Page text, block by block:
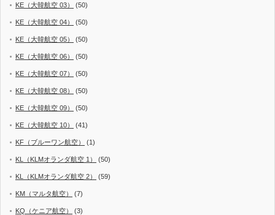
KE（大韓航空 03） (50)
KE（大韓航空 04） (50)
KE（大韓航空 05） (50)
KE（大韓航空 06） (50)
KE（大韓航空 07） (50)
KE（大韓航空 08） (50)
KE（大韓航空 09） (50)
KE（大韓航空 10） (41)
KF（ブルーワン航空） (1)
KL（KLMオランダ航空 1） (50)
KL（KLMオランダ航空 2） (59)
KM（マルタ航空） (7)
KQ（ケニア航空） (3)